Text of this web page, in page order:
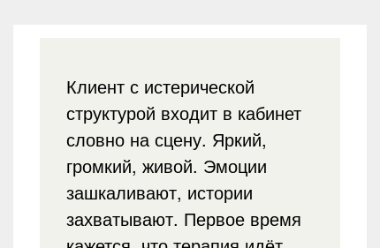
Клиент с истерической
структурой входит в кабинет
словно на сцену. Яркий,
громкий, живой. Эмоции
зашкаливают, истории
захватывают. Первое время